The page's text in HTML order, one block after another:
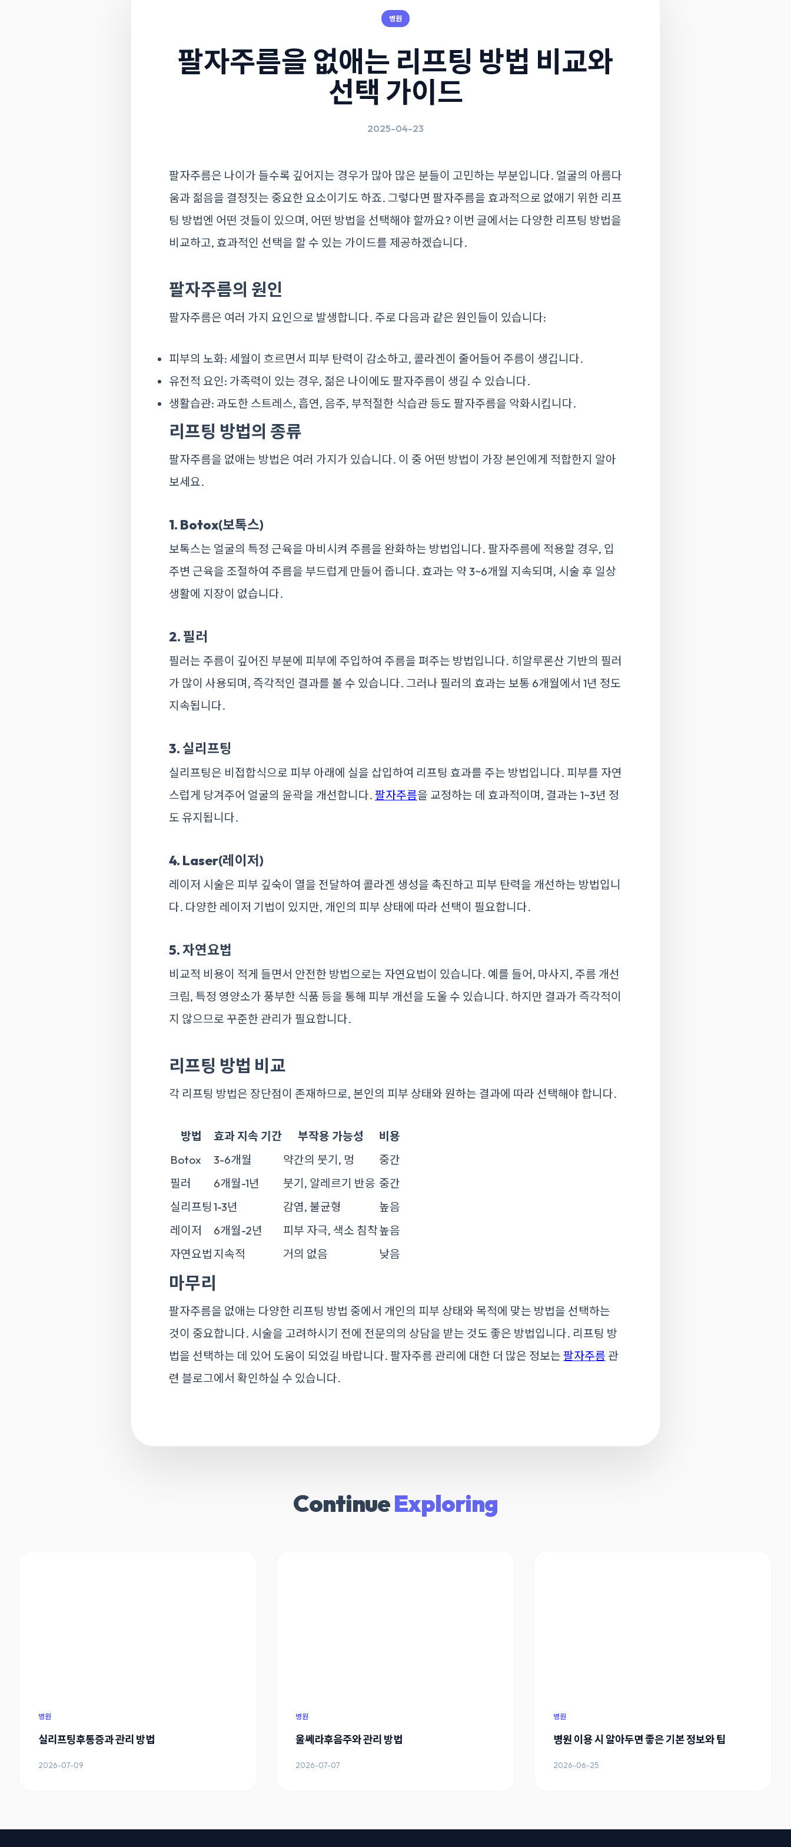
병원
팔자주름을 없애는 리프팅 방법 비교와
선택 가이드
2025-04-23
팔자주름은 나이가 들수록 깊어지는 경우가 많아 많은 분들이 고민하는 부분입니다. 얼굴의 아름다
움과 젊음을 결정짓는 중요한 요소이기도 하죠. 그렇다면 팔자주름을 효과적으로 없애기 위한 리프
팅 방법엔 어떤 것들이 있으며, 어떤 방법을 선택해야 할까요? 이번 글에서는 다양한 리프팅 방법을
비교하고, 효과적인 선택을 할 수 있는 가이드를 제공하겠습니다.
팔자주름의 원인
팔자주름은 여러 가지 요인으로 발생합니다. 주로 다음과 같은 원인들이 있습니다:
피부의 노화: 세월이 흐르면서 피부 탄력이 감소하고, 콜라겐이 줄어들어 주름이 생깁니다.
유전적 요인: 가족력이 있는 경우, 젊은 나이에도 팔자주름이 생길 수 있습니다.
생활습관: 과도한 스트레스, 흡연, 음주, 부적절한 식습관 등도 팔자주름을 악화시킵니다.
리프팅 방법의 종류
팔자주름을 없애는 방법은 여러 가지가 있습니다. 이 중 어떤 방법이 가장 본인에게 적합한지 알아
보세요.
1. Botox(보톡스)
보톡스는 얼굴의 특정 근육을 마비시켜 주름을 완화하는 방법입니다. 팔자주름에 적용할 경우, 입
주변 근육을 조절하여 주름을 부드럽게 만들어 줍니다. 효과는 약 3~6개월 지속되며, 시술 후 일상
생활에 지장이 없습니다.
2. 필러
필러는 주름이 깊어진 부분에 피부에 주입하여 주름을 펴주는 방법입니다. 히알루론산 기반의 필러
가 많이 사용되며, 즉각적인 결과를 볼 수 있습니다. 그러나 필러의 효과는 보통 6개월에서 1년 정도
지속됩니다.
3. 실리프팅
실리프팅은 비접합식으로 피부 아래에 실을 삽입하여 리프팅 효과를 주는 방법입니다. 피부를 자연
스럽게 당겨주어 얼굴의 윤곽을 개선합니다. 팔자주름을 교정하는 데 효과적이며, 결과는 1~3년 정
도 유지됩니다.
4. Laser(레이저)
레이저 시술은 피부 깊숙이 열을 전달하여 콜라겐 생성을 촉진하고 피부 탄력을 개선하는 방법입니
다. 다양한 레이저 기법이 있지만, 개인의 피부 상태에 따라 선택이 필요합니다.
5. 자연요법
비교적 비용이 적게 들면서 안전한 방법으로는 자연요법이 있습니다. 예를 들어, 마사지, 주름 개선
크림, 특정 영양소가 풍부한 식품 등을 통해 피부 개선을 도울 수 있습니다. 하지만 결과가 즉각적이
지 않으므로 꾸준한 관리가 필요합니다.
리프팅 방법 비교
각 리프팅 방법은 장단점이 존재하므로, 본인의 피부 상태와 원하는 결과에 따라 선택해야 합니다.
방법 효과 지속 기간 부작용 가능성
비용
Botox
3-6개월 약간의 붓기, 멍
중간
필러
6개월-1년 붓기, 알레르기 반응 중간
실리프팅 1-3년 감염, 불균형
높음
레이저
6개월-2년 피부 자극, 색소 침착높음
자연요법 지속적 거의 없음 낮음
마무리
팔자주름을 없애는 다양한 리프팅 방법 중에서 개인의 피부 상태와 목적에 맞는 방법을 선택하는
것이 중요합니다. 시술을 고려하시기 전에 전문의의 상담을 받는 것도 좋은 방법입니다. 리프팅 방
법을 선택하는 데 있어 도움이 되었길 바랍니다. 팔자주름 관리에 대한 더 많은 정보는 팔자주름 관
련 블로그에서 확인하실 수 있습니다.
ContinueExploring
병원
실리프팅후통증과 관리 방법
2026-07-09
병원
울쎄라후음주와 관리 방법
2026-07-07
병원
병원 이용 시 알아두면 좋은 기본 정보와 팁
2026-06-25